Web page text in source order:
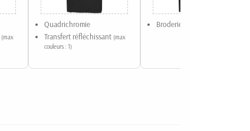
(max
Quadrichromie
Transfert réfléchissant (max
couleurs : 1)
Broderie